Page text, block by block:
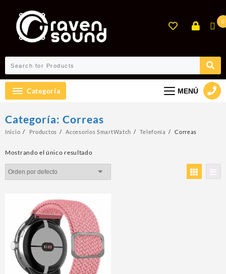
contenido
0
Categoría MENÚ
Categoría: Correas
Inicio Productos Accesorios SmartWatch Telefonía Correas
Mostrando el único resultado